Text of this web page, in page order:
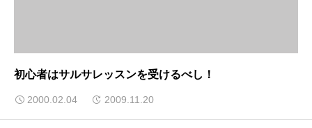
初心者はサルサレッスンを受けるべし！
2000.02.04 2009.11.20